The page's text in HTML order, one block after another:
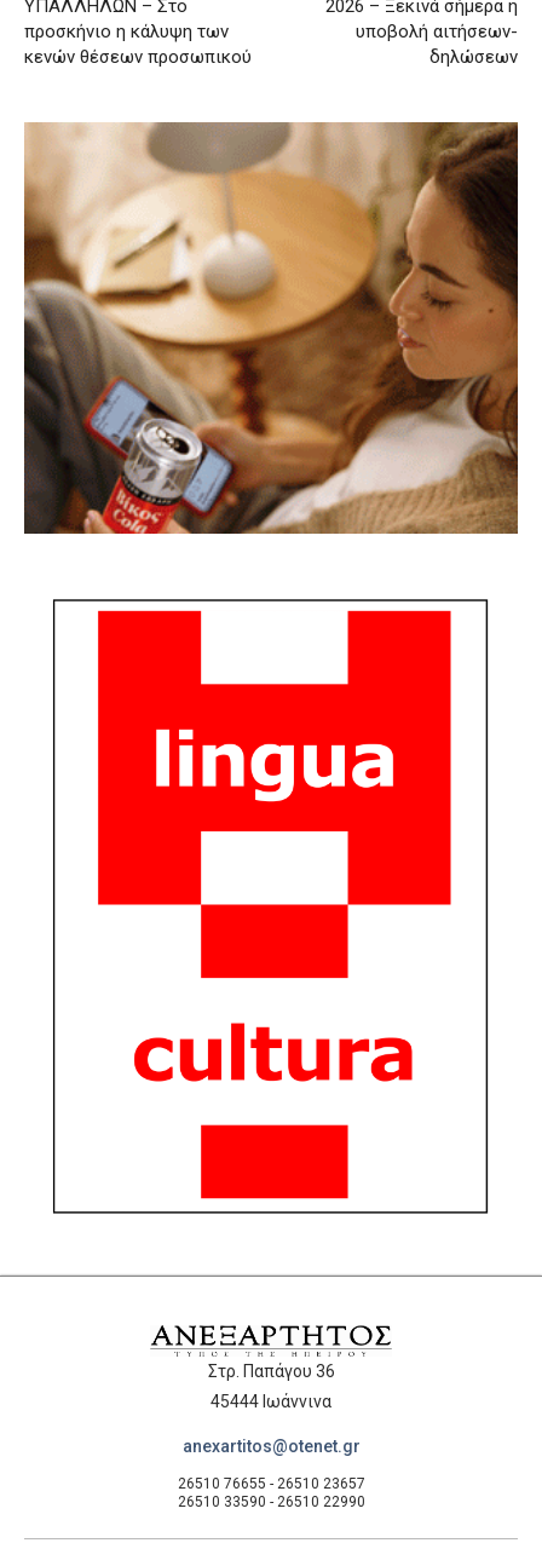
ΥΠΑΛΛΗΛΩΝ – Στο
προσκήνιο η κάλυψη των
κενών θέσεων προσωπικού
2026 – Ξεκινά σήμερα η
υποβολή αιτήσεων-
δηλώσεων
Στρ. Παπάγου 36
45444 Ιωάννινα
anexartitos@otenet.gr
26510 76655 - 26510 23657
26510 33590 - 26510 22990